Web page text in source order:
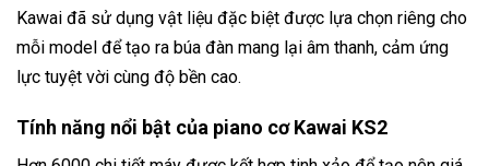
Kawai đã sử dụng vật liệu đặc biệt được lựa chọn riêng cho
mỗi model để tạo ra búa đàn mang lại âm thanh, cảm ứng
lực tuyệt vời cùng độ bền cao.
Tính năng nổi bật của piano cơ Kawai KS2